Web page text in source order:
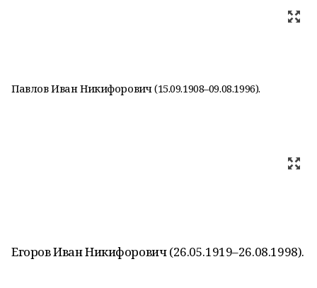
Павлов Иван Никифорович (15.09.1908–09.08.1996).
Егоров Иван Никифорович (26.05.1919–26.08.1998).